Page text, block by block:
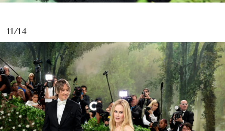
11/14